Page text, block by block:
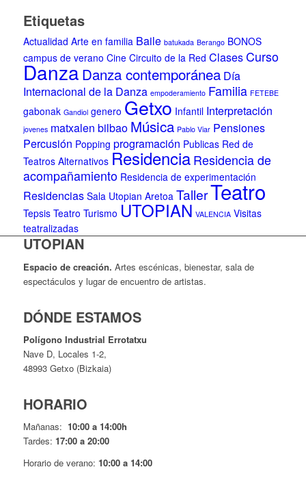
Etiquetas
Actualidad Arte en familia Baile batukada Berango BONOS
campus de verano Cine Circuito de la Red ClasesCurso
Danza Danza contemporánea Día
Internacional de la Danza empoderamiento Familia FETEBE
gabonak Gandiol genero Getxo Infantil Interpretación
jovenes matxalen bilbao Música Pablo Viar Pensiones
Percusión Popping programación Publicas Red de
Teatros Alternativos Residencia Residencia de
acompañamiento Residencia de experimentación
Residencias Sala Utopian Aretoa TallerTeatro
Tepsis Teatro Turismo UTOPIAN VALENCIA Visitas
teatralizadas
UTOPIAN
Espacio de creación. Artes escénicas, bienestar, sala de
espectáculos y lugar de encuentro de artistas.
DÓNDE ESTAMOS
Polígono Industrial Errotatxu
Nave D, Locales 1-2,
48993 Getxo (Bizkaia)
HORARIO
Mañanas: 10:00 a 14:00h
Tardes: 17:00 a 20:00
Horario de verano: 10:00 a 14:00